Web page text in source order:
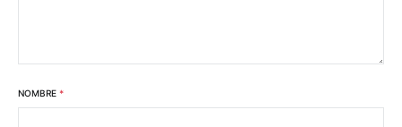
NOMBRE *